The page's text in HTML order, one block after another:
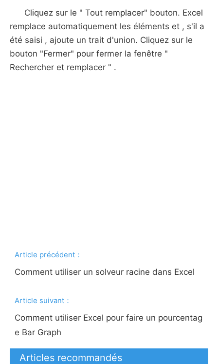
Cliquez sur le " Tout remplacer" bouton. Excel
remplace automatiquement les éléments et , s'il a
été saisi , ajoute un trait d'union. Cliquez sur le
bouton "Fermer" pour fermer la fenêtre "
Rechercher et remplacer " .
Article précédent：
Comment utiliser un solveur racine dans Excel
Article suivant：
Comment utiliser Excel pour faire un pourcentag
e Bar Graph
Articles recommandés